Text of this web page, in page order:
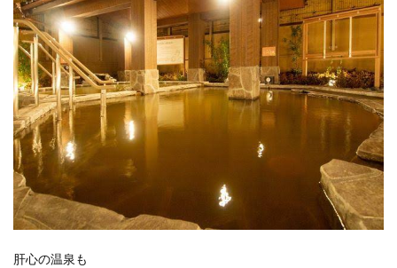
肝心の温泉も